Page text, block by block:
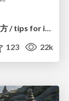
個人開発の失敗を避けるイケてる考え方 / tips for indie hackers
123 22k